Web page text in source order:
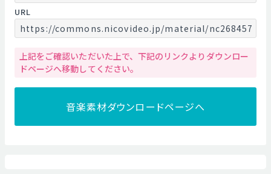
URL
https://commons.nicovideo.jp/material/nc268457
上記をご確認いただいた上で、下記のリンクよりダウンロー
ドページへ移動してください。
音楽素材ダウンロードページへ